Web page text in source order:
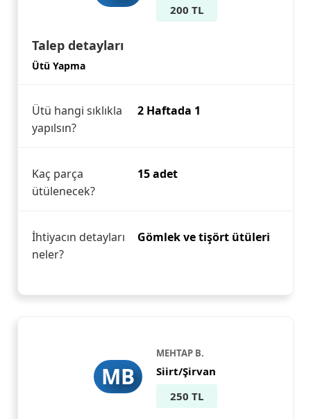
200 TL
Talep detayları
Ütü Yapma
Ütü hangi sıklıkla
yapılsın?
2 Haftada 1
Kaç parça
ütülenecek?
15 adet
İhtiyacın detayları
neler?
Gömlek ve tişört ütüleri
MB
MEHTAP B.
Siirt/Şirvan
250 TL